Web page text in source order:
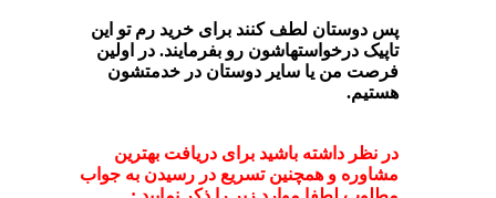
پس دوستان لطف کنند برای خرید رم تو این
تاپیک درخواستهاشون رو بفرمایند. در اولین
فرصت من یا سایر دوستان در خدمتشون
هستیم.
در نظر داشته باشید برای دریافت بهترین
مشاوره و همچنین تسریع در رسیدن به جواب